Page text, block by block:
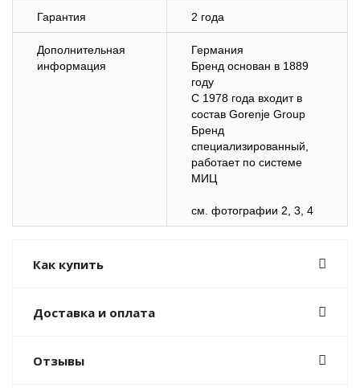
Гарантия 2 года
Дополнительная
информация
Германия
Бренд основан в 1889
году
С 1978 года входит в
состав Gorenje Group
Бренд
специализированный,
работает по системе
МИЦ
см. фотографии 2, 3, 4
Как купить
Доставка и оплата
Отзывы